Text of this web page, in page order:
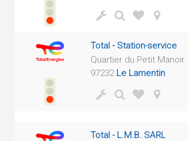
Total - Station-service
Quartier du Petit Manoir
97232 Le Lamentin
Total - L.M.B. SARL